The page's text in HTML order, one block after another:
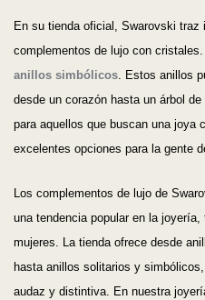
En su tienda oficial, Swarovski traz
complementos de lujo con
anillos simbólicos. Estos anillos
desde un corazón hasta un árbol
para aquellos que buscan una joya
excelentes opciones para la gente
Los complementos de lujo de
una tendencia popular en la
mujeres. La tienda ofrece desde
hasta anillos solitarios y
audaz y distintiva. En nuestra